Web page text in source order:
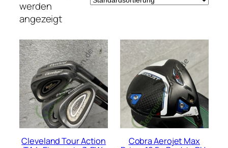
werden
angezeigt
Cleveland Tour Action
Cobra Aerojet Max